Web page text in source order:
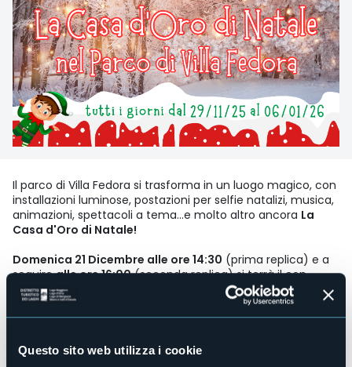
Questo sito web utilizza i cookie
Il parco di Villa Fedora si trasforma in un luogo magico, con
installazioni luminose, postazioni per selfie natalizi, musica,
animazioni, spettacoli a tema...e molto altro ancora La
Casa d'Oro di Natale!
Domenica 21 Dicembre alle ore 14:30 (prima replica) e a
seguirealle ore 16:00(seconda replica) si terrà il con
Concerto dei crazy brass,
ensemble di ottoni composto
da sei eclettici musicisti, che proporrà un repertorio
vastissimo, dal rinascimento alla musica contemporanea,
tradizionale.